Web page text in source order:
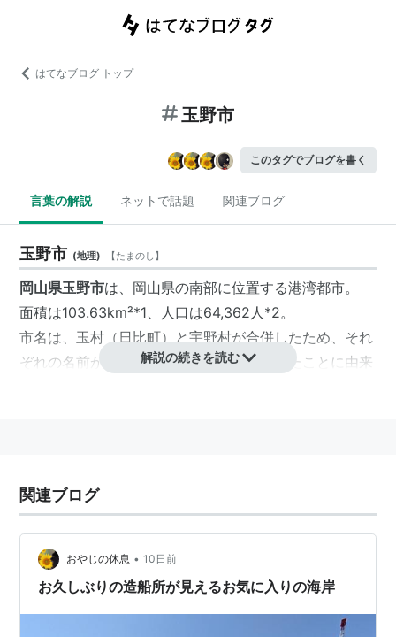
はてなブログ トップ
玉野市
このタグでブログを書く
言葉の解説 ネットで話題 関連ブログ
玉野市 (地理) 【たまのし 】
岡山県玉野市は、岡山県の南部に位置する港湾都市。
面積は103.63km²*1、人口は64,362人*2。
市名は、玉村（日比町）と宇野村が合併したため、それ
ぞれの名前から一文字ずつ取ってつけられたことに由来
沿革
1940年8月3日、児島郡宇野町・日比町が合併し市制施
行。
1953年7月1日、児島郡山田村を編入。
1954年4月1日、児島郡荘内村を編入。
解説の続きを読む
関連ブログ
おやじの休息 • 10日前
お久しぶりの造船所が見えるお気に入りの海岸